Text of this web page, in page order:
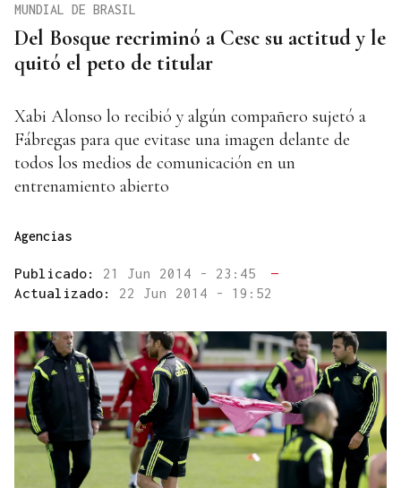
Del Bosque recriminó a Cesc su actitud y le
quitó el peto de titular
MUNDIAL DE BRASIL
Xabi Alonso lo recibió y algún compañero sujetó a
Fábregas para que evitase una imagen delante de
todos los medios de comunicación en un
entrenamiento abierto
Agencias
Publicado: 21 Jun 2014 - 23:45
—
Actualizado: 22 Jun 2014 - 19:52